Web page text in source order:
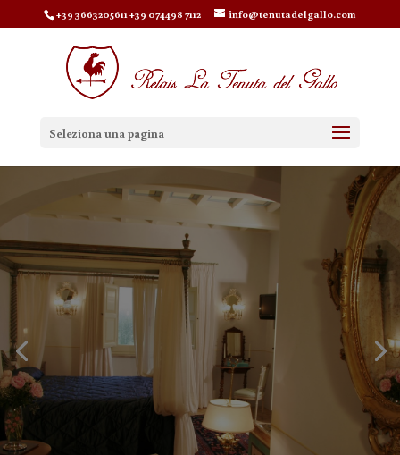
+39 3663205611 +39 074498 7112 info@tenutadelgallo.com
Seleziona una pagina